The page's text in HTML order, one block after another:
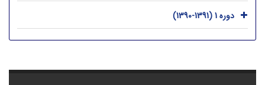
دوره 1 (1391-1390)